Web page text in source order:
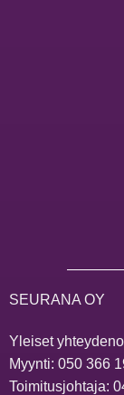
SEURANA OY
Yleiset
Myynti: 050 366
Toimitusjohtaja: